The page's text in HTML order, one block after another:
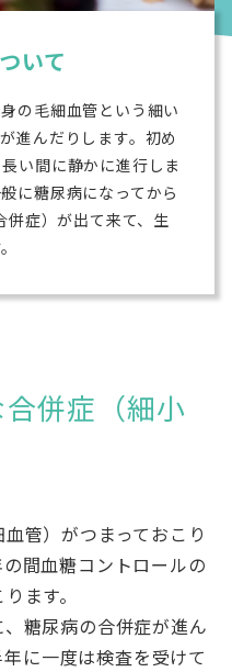
いて
の毛細血管という細い
進んだりします。初め
い間に静かに進行しま
に糖尿病になってから
症）が出て来て、生
併症（細小
管）がつまっておこり
間血糖コントロールの
ます。
糖尿病の合併症が進ん
に一度は検査を受けて